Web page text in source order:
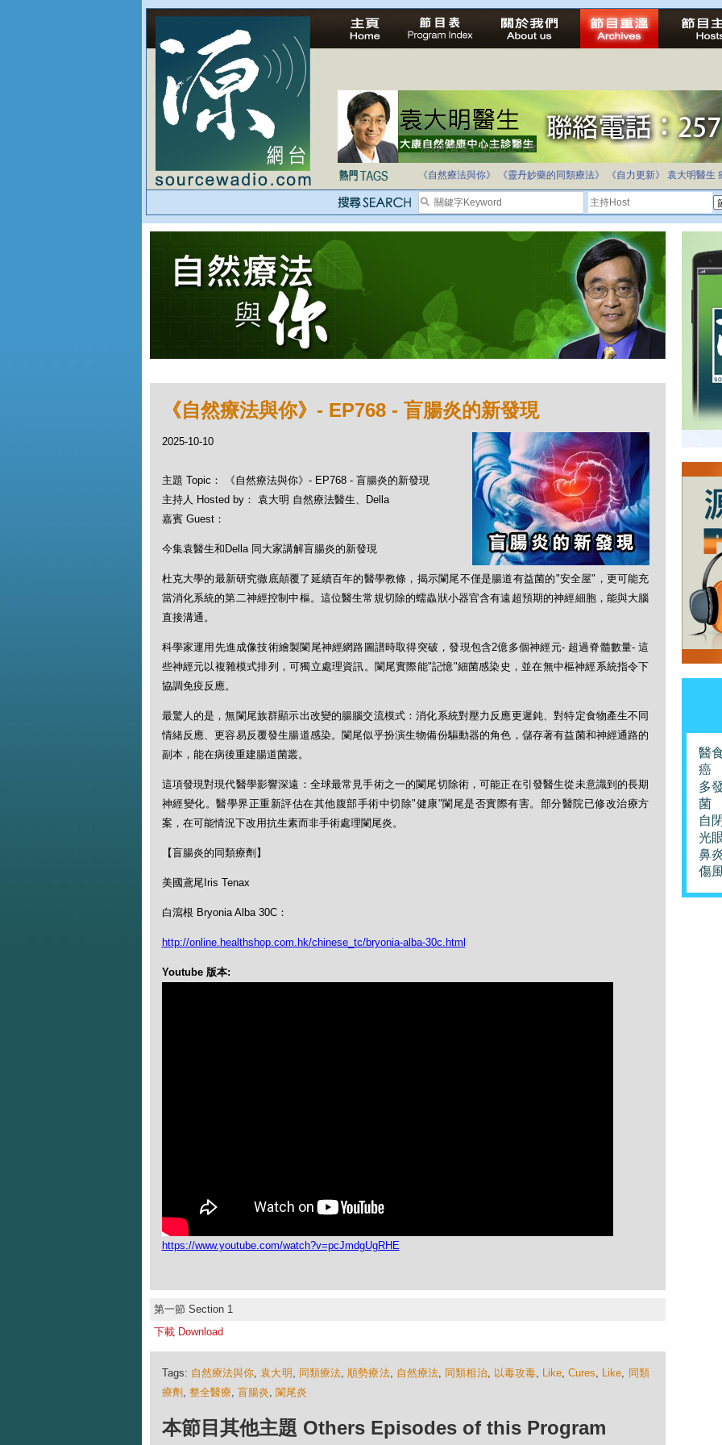
法治社會並不等同公正社會
自家教育合法化-推動多元化教育，全民學卷制
《自然療法與你》
《靈丹妙藥的同類療法》 《自力更新》 袁大明醫生
《自然療法與你》- EP768 - 盲腸炎的新發現
2025-10-10
主題 Topic： 《自然療法與你》- EP768 - 盲腸炎的新發現
主持人 Hosted by： 袁大明 自然療法醫生、Della
嘉賓 Guest：
今集袁醫生和Della 同大家講解盲腸炎的新發現
杜克大學的最新研究徹底顛覆了延續百年的醫學教條，揭示闌尾不僅是腸道有益菌的"安全屋"，更可能充
當消化系統的第二神經控制中樞。這位醫生常規切除的蠕蟲狀小器官含有遠超預期的神經細胞，能與大腦
直接溝通。
科學家運用先進成像技術繪製闌尾神經網路圖譜時取得突破，發現包含2億多個神經元- 超過脊髓數量- 這
些神經元以複雜模式排列，可獨立處理資訊。闌尾實際能"記憶"細菌感染史，並在無中樞神經系統指令下
協調免疫反應。
最驚人的是，無闌尾族群顯示出改變的腸腦交流模式：消化系統對壓力反應更遲鈍、對特定食物產生不同
情緒反應、更容易反覆發生腸道感染。闌尾似乎扮演生物備份驅動器的角色，儲存著有益菌和神經通路的
副本，能在病後重建腸道菌叢。
這項發現對現代醫學影響深遠：全球最常見手術之一的闌尾切除術，可能正在引發醫生從未意識到的長期
神經變化。醫學界正重新評估在其他腹部手術中切除"健康"闌尾是否實際有害。部分醫院已修改治療方
案，在可能情況下改用抗生素而非手術處理闌尾炎。
【盲腸炎的同類療劑】
美國鳶尾Iris Tenax
白瀉根 Bryonia Alba 30C：
http://online.healthshop.com.hk/chinese_tc/bryonia-alba-30c.html
Youtube 版本:
https://www.youtube.com/watch?v=pcJmdgUgRHE
第一節 Section 1
下載 Download
Tags: 自然療法與你,袁大明 , 同類療法, 順勢療法, 自然療法, 同類相治, 以毒攻毒, Like,Cures, Like, 同類
療劑 , 整全醫療, 盲腸炎, 闌尾炎
本節目其他主題 Others Episodes of this Program
醫
癌
多
菌
自
光
鼻
傷